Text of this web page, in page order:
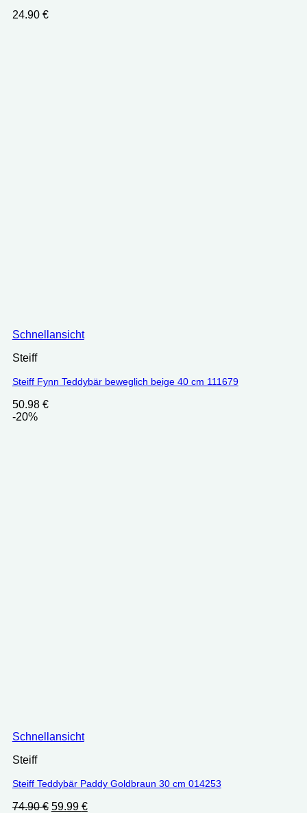
24.90 €
Schnellansicht
Steiff
Steiff Fynn Teddybär beweglich beige 40 cm 111679
50.98 €
-20%
Schnellansicht
Steiff
Steiff Teddybär Paddy Goldbraun 30 cm 014253
74.90€ Ursprünglicher
59.99 €Aktueller